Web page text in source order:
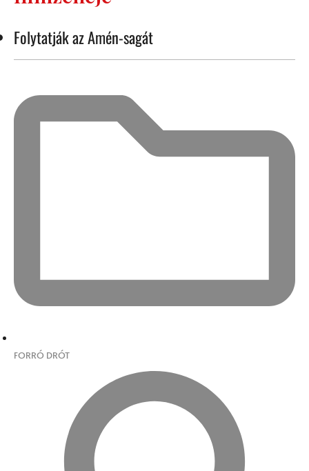
Folytatják az Amén-sagát
FORRÓ DRÓT